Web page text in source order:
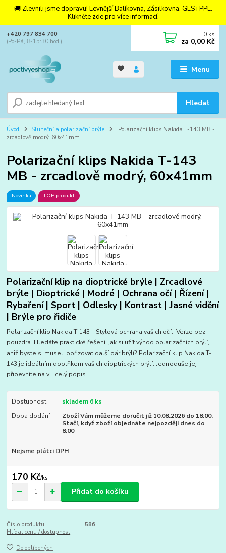
🚚 Zlevnili jsme dopravu! Levnější Balíkovna, Zásilkovna, GLS i PPL.
Klikněte zde pro více informací.
Menu
Hledat
+420 797 834 700
(Po-Pá, 8-15:30 hod.)
0 ks
za 0,00 Kč
Úvod Sluneční a polarizační brýle
Polarizační klips Nakida T-143 MB -
zrcadlově modrý, 60x41mm
Polarizační klips Nakida T-143
MB - zrcadlově modrý, 60x41mm
Novinka TOP produkt
Polarizační klip na dioptrické brýle | Zrcadlové
brýle | Dioptrické | Modré | Ochrana očí | Řízení |
Rybaření | Sport | Odlesky | Kontrast | Jasné vidění
| Brýle pro řidiče
Polarizační klip Nakida T-143 – Stylová ochrana vašich očí. Verze bez
pouzdra. Hledáte praktické řešení, jak si užít výhod polarizačních brýlí,
aniž byste si museli pořizovat další pár brýlí? Polarizační klip Nakida T-
143 je ideálním doplňkem vašich dioptrických brýlí. Jednoduše jej
připevníte na v... celý popis
Dostupnost
skladem 6 ks
Doba dodání
Zboží Vám můžeme doručit již 10.08.2026 do 18:00.
Stačí, když zboží objednáte nejpozději dnes do
8:00
Nejsme plátci DPH
170 Kč/ks
Přidat do košíku
Číslo produktu:
586
Hlídat cenu / dostupnost
Do oblíbených